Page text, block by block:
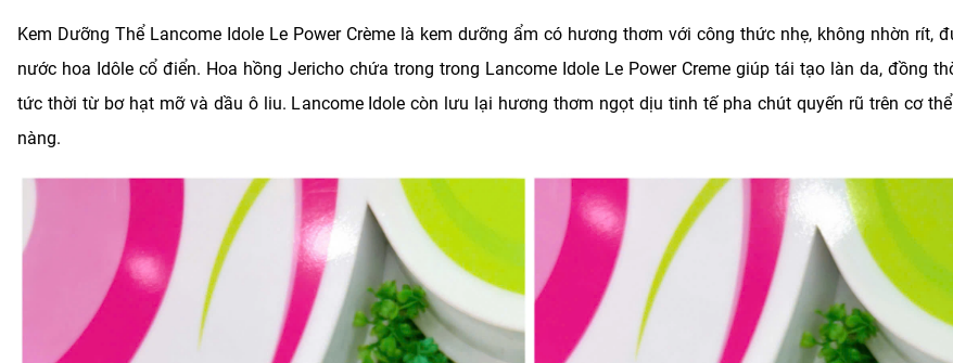
Kem Dưỡng Thể Lancome Idole Le Power Crème là kem dưỡng ẩm có hương thơm với công thức nhẹ, không nhờn rít,
nước hoa Idôle cổ điển. Hoa hồng Jericho chứa trong trong Lancome Idole Le Power Creme giúp tái tạo làn da, đồng
tức thời từ bơ hạt mỡ và dầu ô liu. Lancome Idole còn lưu lại hương thơm ngọt dịu tinh tế pha chút quyến rũ trên cơ
nàng.